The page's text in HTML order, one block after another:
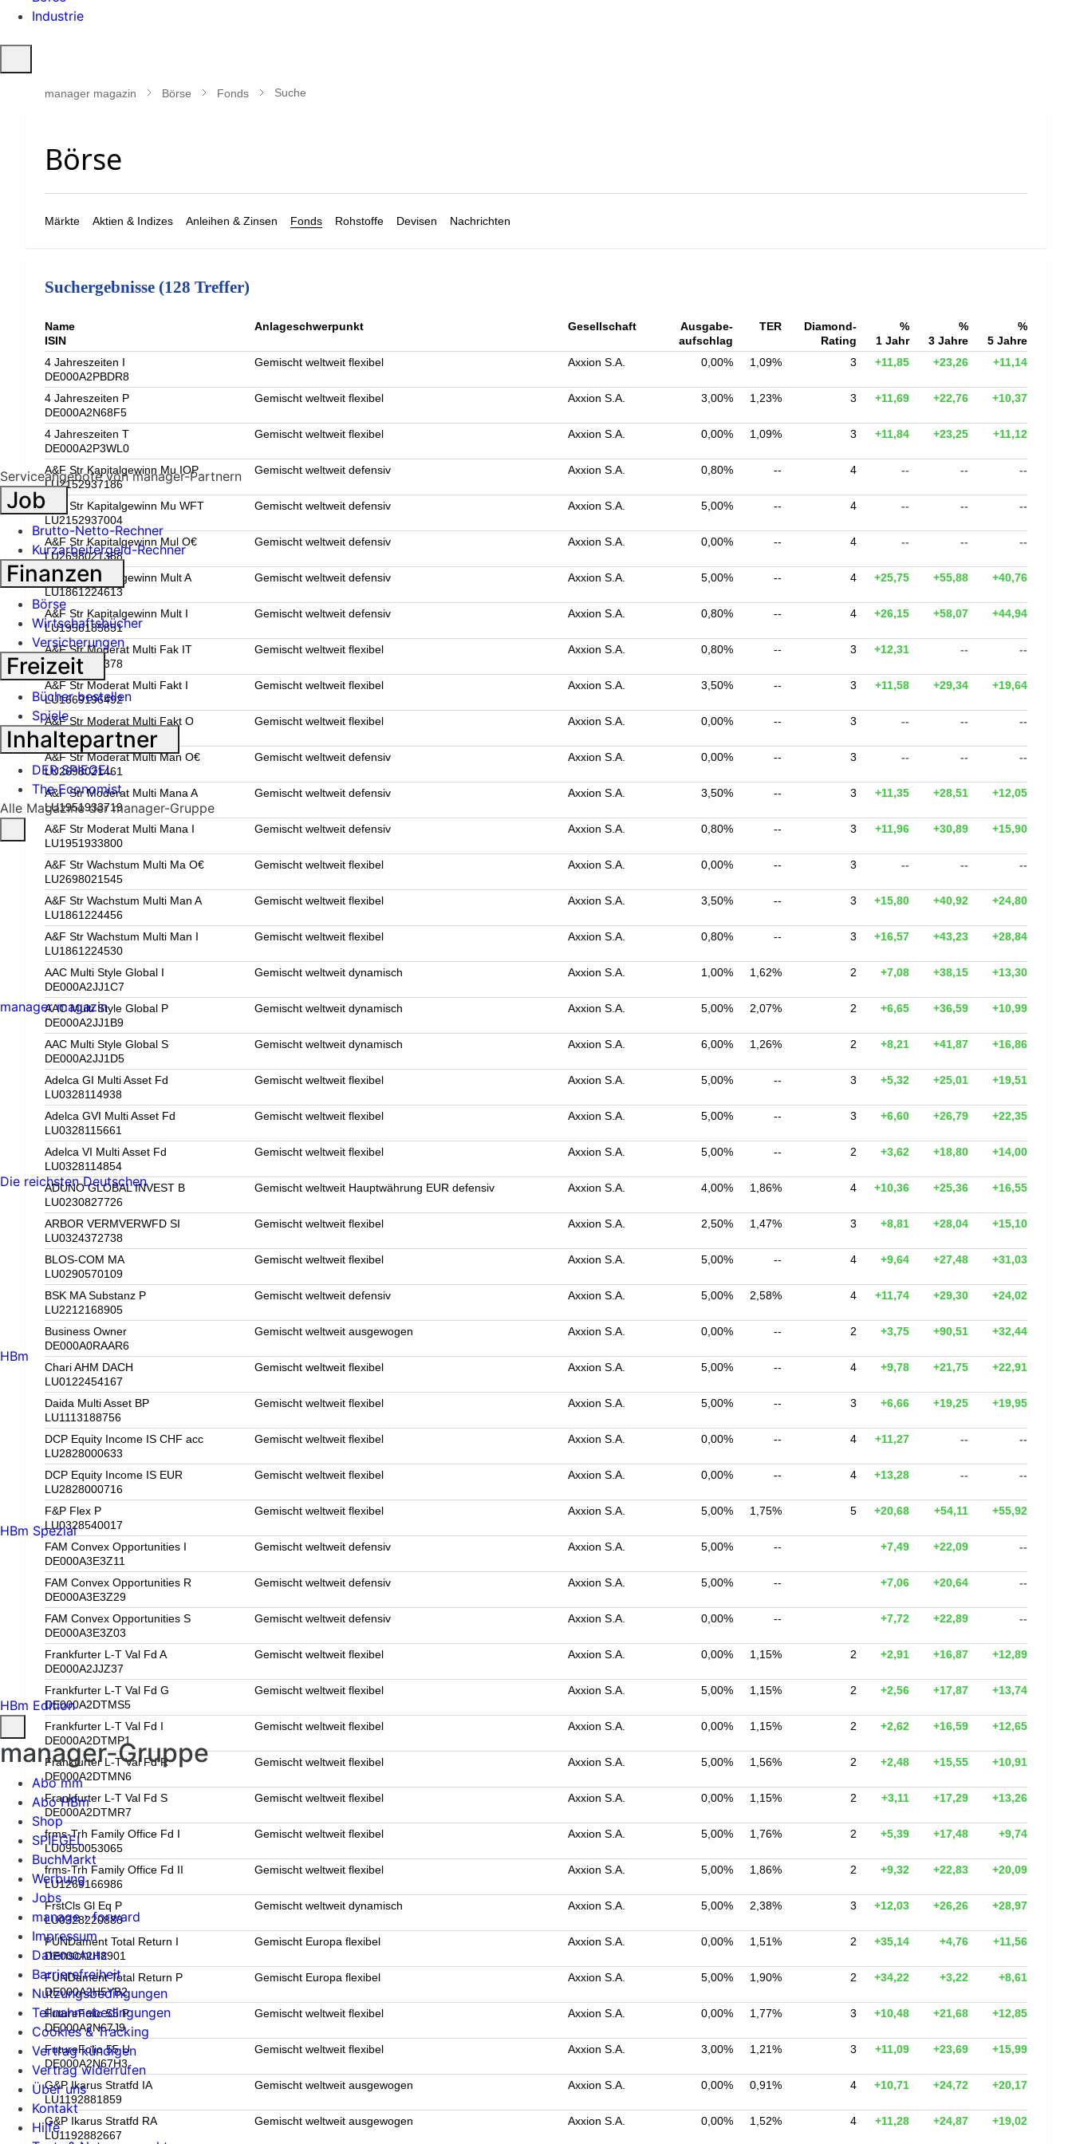
Industrie
öffnen
manager magazin Börse Fonds Suche
Märkte Aktien & Indizes Anleihen & Zinsen Fonds Rohstoffe Devisen Nachrichten
Suchergebnisse (128 Treffer)
Name
ISIN
Anlageschwerpunkt Gesellschaft
Ausgabe-
aufschlag
TER
Diamond-
Rating
%
1 Jahr
%
3 Jahre
%
5 Jahre
4 Jahreszeiten I
DE000A2PBDR8
Gemischt weltweit flexibel Axxion S.A. 0,00% 1,09% 3 +11,85 +23,26 +11,14
4 Jahreszeiten P
DE000A2N68F5
Gemischt weltweit flexibel Axxion S.A. 3,00% 1,23% 3 +11,69 +22,76 +10,37
4 Jahreszeiten T
DE000A2P3WL0
Gemischt weltweit flexibel Axxion S.A. 0,00% 1,09% 3 +11,84 +23,25 +11,12
A&F Str Kapitalgewinn Mu IOP
LU2152937186
Gemischt weltweit defensiv Axxion S.A. 0,80% -- 4 -- -- --
A&F Str Kapitalgewinn Mu WFT
LU2152937004
Gemischt weltweit defensiv Axxion S.A. 5,00% -- 4 -- -- --
A&F Str Kapitalgewinn Mul O€
LU2698021388
Gemischt weltweit defensiv Axxion S.A. 0,00% -- 4 -- -- --
A&F Str Kapitalgewinn Mult A
LU1861224613
Gemischt weltweit defensiv Axxion S.A. 5,00% -- 4 +25,75 +55,88 +40,76
A&F Str Kapitalgewinn Mult I
LU1956185851
Gemischt weltweit defensiv Axxion S.A. 0,80% -- 4 +26,15 +58,07 +44,94
A&F Str Moderat Multi Fak IT
LU2152936378
Gemischt weltweit flexibel Axxion S.A. 0,80% -- 3 +12,31 -- --
A&F Str Moderat Multi Fakt I
LU1669196492
Gemischt weltweit flexibel Axxion S.A. 3,50% -- 3 +11,58 +29,34 +19,64
A&F Str Moderat Multi Fakt O
LU2698021115
Gemischt weltweit flexibel Axxion S.A. 0,00% -- 3 -- -- --
A&F Str Moderat Multi Man O€
LU2698021461
Gemischt weltweit defensiv Axxion S.A. 0,00% -- 3 -- -- --
A&F Str Moderat Multi Mana A
LU1951933719
Gemischt weltweit defensiv Axxion S.A. 3,50% -- 3 +11,35 +28,51 +12,05
A&F Str Moderat Multi Mana I
LU1951933800
Gemischt weltweit defensiv Axxion S.A. 0,80% -- 3 +11,96 +30,89 +15,90
A&F Str Wachstum Multi Ma O€
LU2698021545
Gemischt weltweit flexibel Axxion S.A. 0,00% -- 3 -- -- --
A&F Str Wachstum Multi Man A
LU1861224456
Gemischt weltweit flexibel Axxion S.A. 3,50% -- 3 +15,80 +40,92 +24,80
A&F Str Wachstum Multi Man I
LU1861224530
Gemischt weltweit flexibel Axxion S.A. 0,80% -- 3 +16,57 +43,23 +28,84
AAC Multi Style Global I
DE000A2JJ1C7
Gemischt weltweit dynamisch Axxion S.A. 1,00% 1,62% 2 +7,08 +38,15 +13,30
AAC Multi Style Global P
DE000A2JJ1B9
Gemischt weltweit dynamisch Axxion S.A. 5,00% 2,07% 2 +6,65 +36,59 +10,99
AAC Multi Style Global S
DE000A2JJ1D5
Gemischt weltweit dynamisch Axxion S.A. 6,00% 1,26% 2 +8,21 +41,87 +16,86
Adelca GI Multi Asset Fd
LU0328114938
Gemischt weltweit flexibel Axxion S.A. 5,00% -- 3 +5,32 +25,01 +19,51
Adelca GVI Multi Asset Fd
LU0328115661
Gemischt weltweit flexibel Axxion S.A. 5,00% -- 3 +6,60 +26,79 +22,35
Adelca VI Multi Asset Fd
LU0328114854
Gemischt weltweit flexibel Axxion S.A. 5,00% -- 2 +3,62 +18,80 +14,00
ADUNO GLOBAL INVEST B
LU0230827726
Gemischt weltweit Hauptwährung EUR defensiv Axxion S.A. 4,00% 1,86% 4 +10,36 +25,36 +16,55
ARBOR VERMVERWFD SI
LU0324372738
Gemischt weltweit flexibel Axxion S.A. 2,50% 1,47% 3 +8,81 +28,04 +15,10
BLOS-COM MA
LU0290570109
Gemischt weltweit flexibel Axxion S.A. 5,00% -- 4 +9,64 +27,48 +31,03
BSK MA Substanz P
LU2212168905
Gemischt weltweit defensiv Axxion S.A. 5,00% 2,58% 4 +11,74 +29,30 +24,02
Business Owner
DE000A0RAAR6
Gemischt weltweit ausgewogen Axxion S.A. 0,00% -- 2 +3,75 +90,51 +32,44
Chari AHM DACH
LU0122454167
Gemischt weltweit flexibel Axxion S.A. 5,00% -- 4 +9,78 +21,75 +22,91
Daida Multi Asset BP
LU1113188756
Gemischt weltweit flexibel Axxion S.A. 5,00% -- 3 +6,66 +19,25 +19,95
DCP Equity Income IS CHF acc
LU2828000633
Gemischt weltweit flexibel Axxion S.A. 0,00% -- 4 +11,27 -- --
DCP Equity Income IS EUR
LU2828000716
Gemischt weltweit flexibel Axxion S.A. 0,00% -- 4 +13,28 -- --
F&P Flex P
LU0328540017
Gemischt weltweit flexibel Axxion S.A. 5,00% 1,75% 5 +20,68 +54,11 +55,92
FAM Convex Opportunities I
DE000A3E3Z11
Gemischt weltweit defensiv Axxion S.A. 5,00% -- +7,49 +22,09 --
FAM Convex Opportunities R
DE000A3E3Z29
Gemischt weltweit defensiv Axxion S.A. 5,00% -- +7,06 +20,64 --
FAM Convex Opportunities S
DE000A3E3Z03
Gemischt weltweit defensiv Axxion S.A. 0,00% -- +7,72 +22,89 --
Frankfurter L-T Val Fd A
DE000A2JJZ37
Gemischt weltweit flexibel Axxion S.A. 0,00% 1,15% 2 +2,91 +16,87 +12,89
Frankfurter L-T Val Fd G
DE000A2DTMS5
Gemischt weltweit flexibel Axxion S.A. 5,00% 1,15% 2 +2,56 +17,87 +13,74
Frankfurter L-T Val Fd I
DE000A2DTMP1
Gemischt weltweit flexibel Axxion S.A. 0,00% 1,15% 2 +2,62 +16,59 +12,65
Frankfurter L-T Val Fd R
DE000A2DTMN6
Gemischt weltweit flexibel Axxion S.A. 5,00% 1,56% 2 +2,48 +15,55 +10,91
Frankfurter L-T Val Fd S
DE000A2DTMR7
Gemischt weltweit flexibel Axxion S.A. 0,00% 1,15% 2 +3,11 +17,29 +13,26
frms-Trh Family Office Fd I
LU0950053065
Gemischt weltweit flexibel Axxion S.A. 5,00% 1,76% 2 +5,39 +17,48 +9,74
frms-Trh Family Office Fd II
LU1269166986
Gemischt weltweit flexibel Axxion S.A. 5,00% 1,86% 2 +9,32 +22,83 +20,09
FrstCls Gl Eq P
LU0328220883
Gemischt weltweit dynamisch Axxion S.A. 5,00% 2,38% 3 +12,03 +26,26 +28,97
FUNDament Total Return I
DE000A2H8901
Gemischt Europa flexibel Axxion S.A. 0,00% 1,51% 2 +35,14 +4,76 +11,56
FUNDament Total Return P
DE000A2H5YB2
Gemischt Europa flexibel Axxion S.A. 5,00% 1,90% 2 +34,22 +3,22 +8,61
FutureFolio 55 P
DE000A2N67J9
Gemischt weltweit flexibel Axxion S.A. 0,00% 1,77% 3 +10,48 +21,68 +12,85
FutureFolio 55 U
DE000A2N67H3
Gemischt weltweit flexibel Axxion S.A. 3,00% 1,21% 3 +11,09 +23,69 +15,99
G&P Ikarus Stratfd IA
LU1192881859
Gemischt weltweit ausgewogen Axxion S.A. 0,00% 0,91% 4 +10,71 +24,72 +20,17
G&P Ikarus Stratfd RA
LU1192882667
Gemischt weltweit ausgewogen Axxion S.A. 0,00% 1,52% 4 +11,28 +24,87 +19,02
Serviceangebote von manager-Partnern
Job
Brutto-Netto-Rechner
Kurzarbeitergeld-Rechner
Finanzen
Börse
Wirtschaftsbücher
Versicherungen
Freizeit
Bücher bestellen
Spiele
Inhaltepartner
DER SPIEGEL
The Economist
Alle Magazine der manager-Gruppe
manager magazin
Die reichsten Deutschen
HBm
HBm Spezial
HBm Edition
manager-Gruppe
Abo mm
Abo HBm
Shop
SPIEGEL
BuchMarkt
Werbung
Jobs
manage › forward
Impressum
Datenschutz
Barrierefreiheit
Nutzungsbedingungen
Teilnahmebedingungen
Cookies & Tracking
Vertrag kündigen
Vertrag widerrufen
Über uns
Kontakt
Hilfe